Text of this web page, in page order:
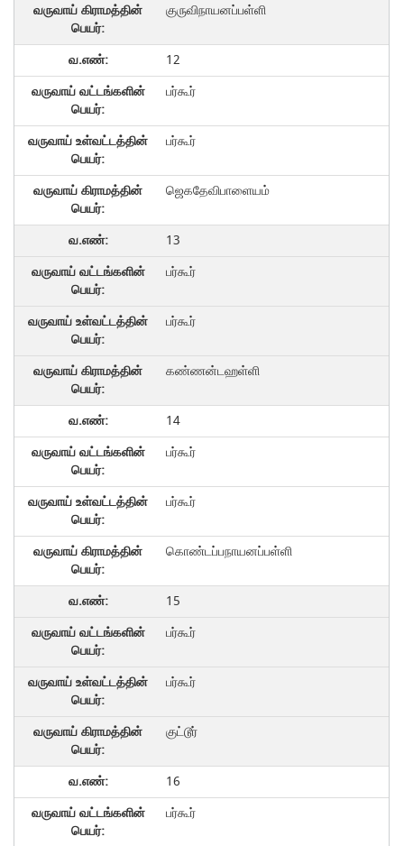
குருவிநாயனப்பள்ளி
12
பர்கூர்
பர்கூர்
ஜெகதேவிபாளையம்
13
பர்கூர்
பர்கூர்
கண்ணன்டஹள்ளி
14
பர்கூர்
பர்கூர்
கொண்டப்பநாயனப்பள்ளி
15
பர்கூர்
பர்கூர்
குட்டூர்
16
பர்கூர்